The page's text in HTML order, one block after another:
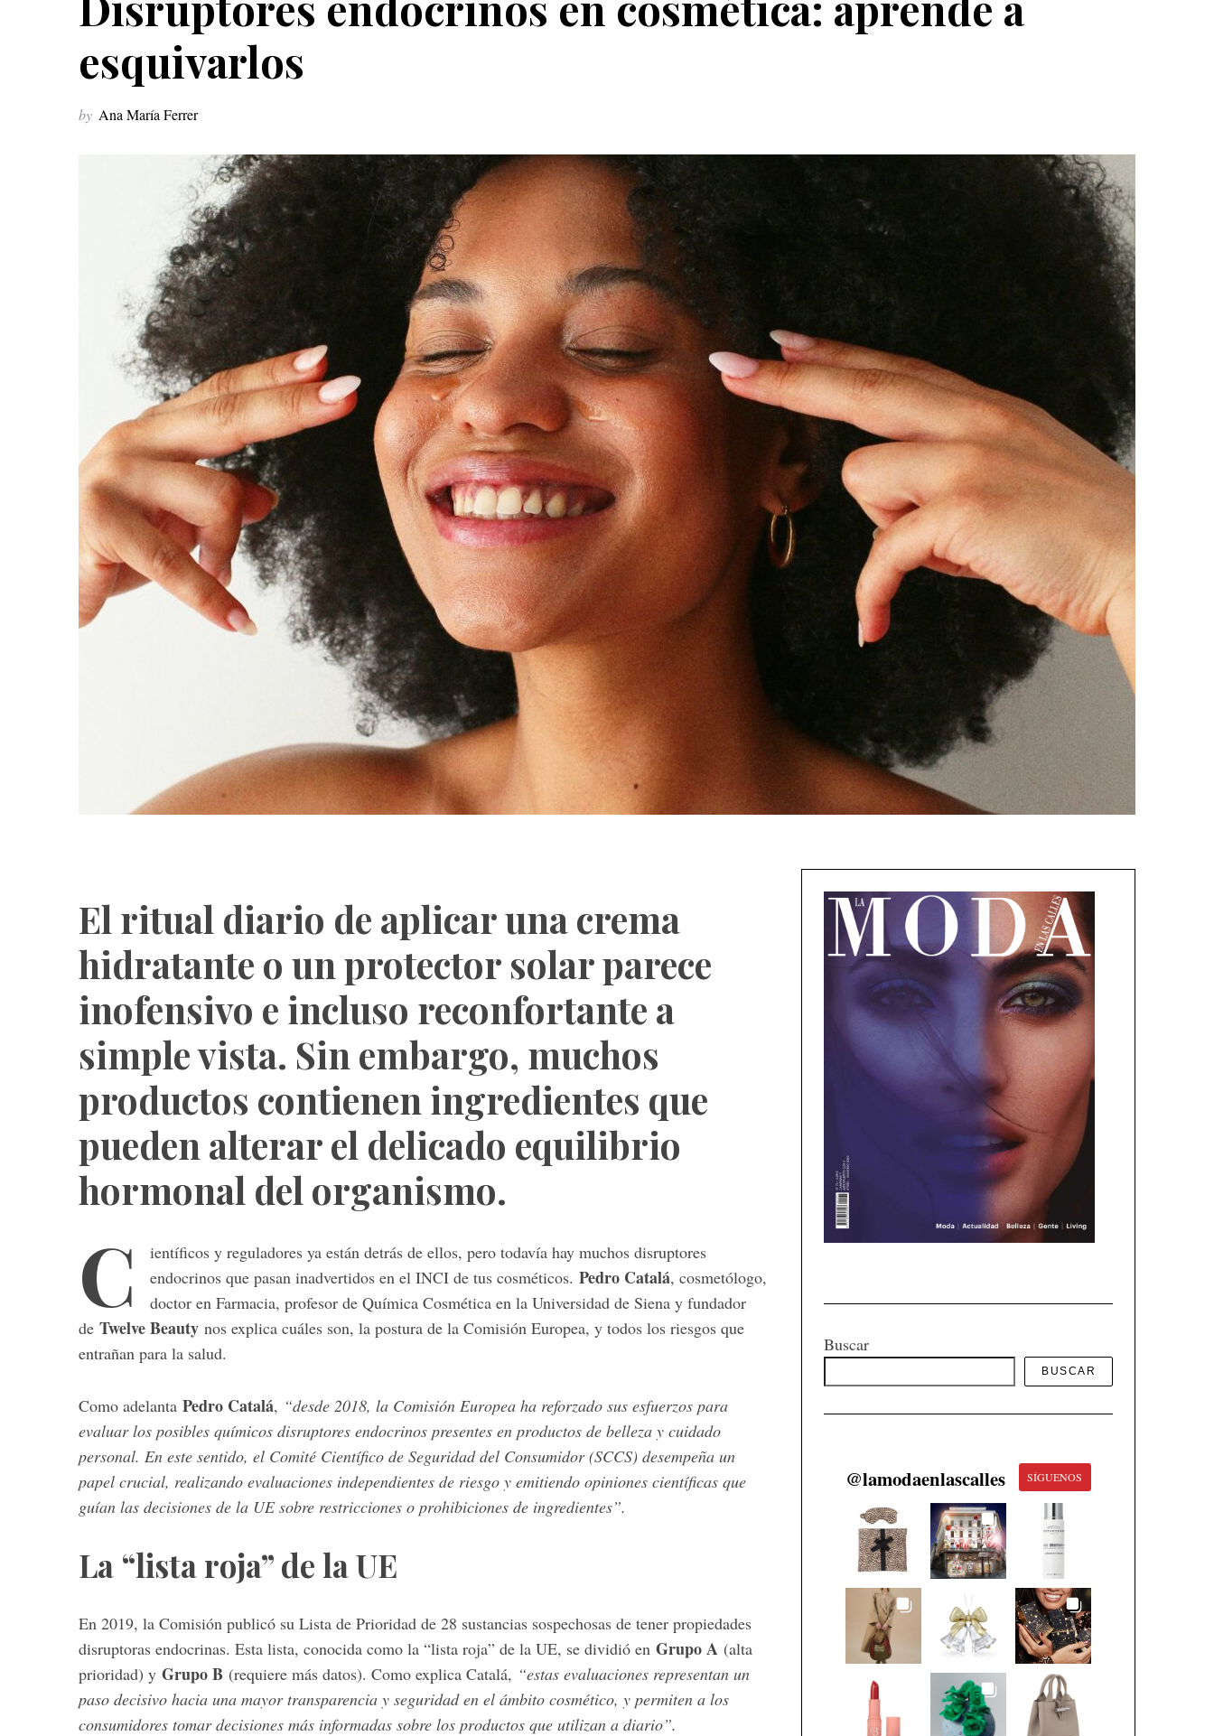
esquivarlos
by Ana María Ferrer
El ritual diario de aplicar una crema
hidratante o un protector solar parece
inofensivo e incluso reconfortante a
simple vista. Sin embargo, muchos
productos contienen ingredientes que
pueden alterar el delicado equilibrio
hormonal del organismo.
C
ientíficos y reguladores ya están detrás de ellos, pero todavía hay muchos disruptores
endocrinos que pasan inadvertidos en el INCI de tus cosméticos. Pedro Catalá, cosmetólogo,
doctor en Farmacia, profesor de Química Cosmética en la Universidad de Siena y fundador
de Twelve Beauty nos explica cuáles son, la postura de la Comisión Europea, y todos los riesgos que
entrañan para la salud.
Como adelanta Pedro Catalá, “desde 2018, la Comisión Europea ha reforzado sus esfuerzos para
evaluar los posibles químicos disruptores endocrinos presentes en productos de belleza y cuidado
personal. En este sentido, el Comité Científico de Seguridad del Consumidor (SCCS) desempeña un
papel crucial, realizando evaluaciones independientes de riesgo y emitiendo opiniones científicas que
guían las decisiones de la UE sobre restricciones o prohibiciones de ingredientes”.
La “lista roja” de la UE
En 2019, la Comisión publicó su Lista de Prioridad de 28 sustancias sospechosas de tener propiedades
disruptoras endocrinas. Esta lista, conocida como la “lista roja” de la UE, se dividió en Grupo A (alta
prioridad) y Grupo B (requiere más datos). Como explica Catalá, “estas evaluaciones representan un
paso decisivo hacia una mayor transparencia y seguridad en el ámbito cosmético, y permiten a los
consumidores tomar decisiones más informadas sobre los productos que utilizan a diario”.
Buscar
BUSCAR
@lamodaenlascalles SÍGUENOS
S
e
h
f
r
: